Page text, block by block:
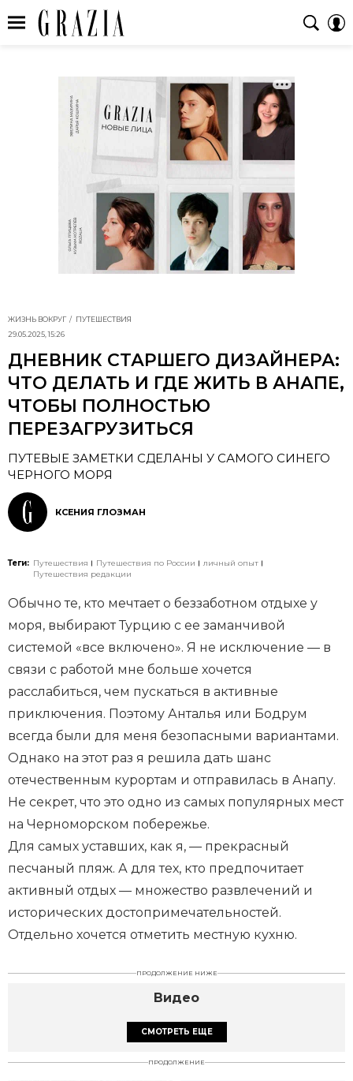
ЖИЗНЬ ВОКРУГ
ПУТЕШЕСТВИЯ
29.05.2025, 15:26
ДНЕВНИК СТАРШЕГО ДИЗАЙНЕРА:
ЧТО ДЕЛАТЬ И ГДЕ ЖИТЬ В АНАПЕ,
ЧТОБЫ ПОЛНОСТЬЮ
ПЕРЕЗАГРУЗИТЬСЯ
ПУТЕВЫЕ ЗАМЕТКИ СДЕЛАНЫ У САМОГО СИНЕГО
ЧЕРНОГО МОРЯ
КСЕНИЯ ГЛОЗМАН
Теги: Путешествия Путешествия по России
личный опыт
Путешествия редакции
Обычно те, кто мечтает о беззаботном отдыхе у
моря, выбирают Турцию с ее заманчивой
системой «все включено». Я не исключение — в
связи с работой мне больше хочется
расслабиться, чем пускаться в активные
приключения. Поэтому Анталья или Бодрум
всегда были для меня безопасными вариантами.
Однако на этот раз я решила дать шанс
отечественным курортам и отправилась в Анапу.
Не секрет, что это одно из самых популярных мест
на Черноморском побережье.
Для самых уставших, как я, — прекрасный
песчаный пляж. А для тех, кто предпочитает
активный отдых — множество развлечений и
исторических достопримечательностей.
Отдельно хочется отметить местную кухню.
ПРОДОЛЖЕНИЕ НИЖЕ
Видео
СМОТРЕТЬ ЕЩЕ
ПРОДОЛЖЕНИЕ